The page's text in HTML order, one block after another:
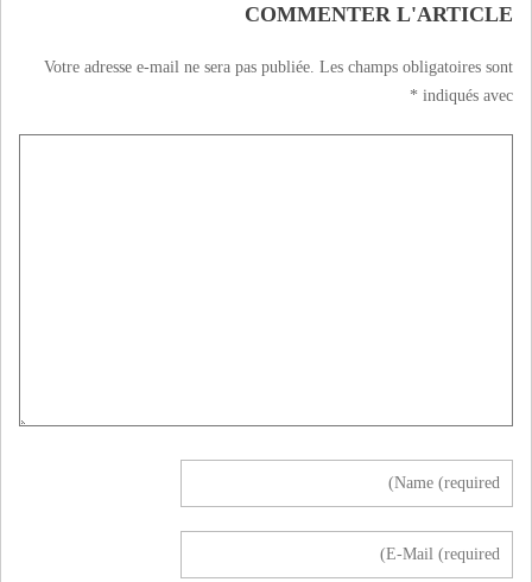
COMMENTER L'ARTICLE
Votre adresse e-mail ne sera pas publiée. Les champs obligatoires sont
indiqués avec
*